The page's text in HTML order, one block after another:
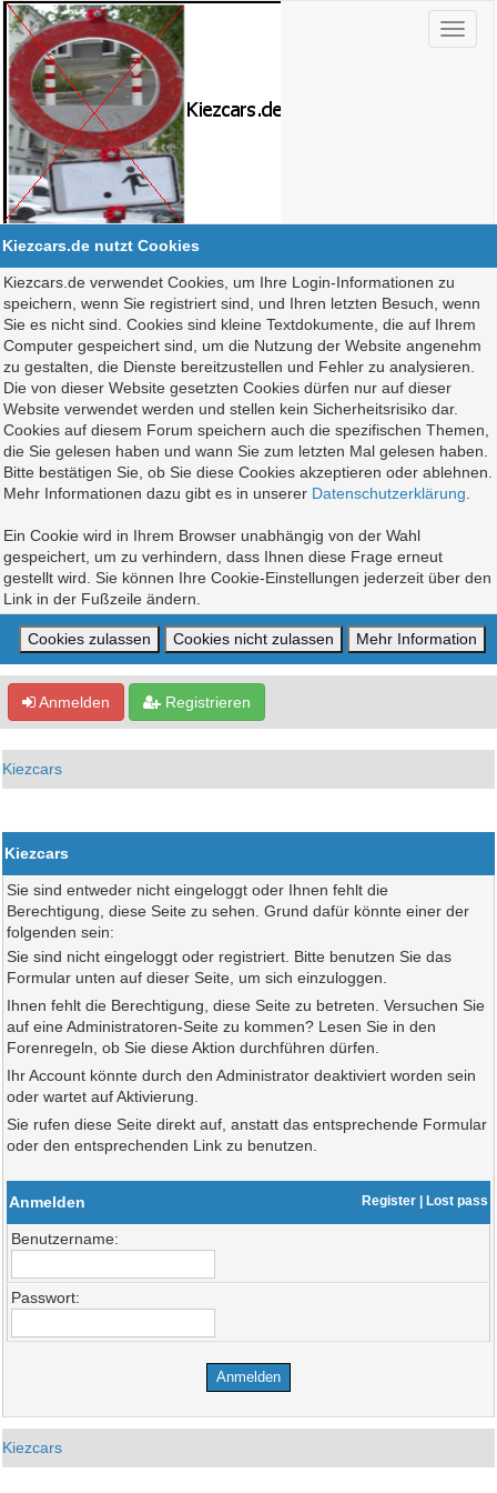
Kiezcars.de nutzt Cookies
Kiezcars.de verwendet Cookies, um Ihre Login-Informationen zu
speichern, wenn Sie registriert sind, und Ihren letzten Besuch, wenn
Sie es nicht sind. Cookies sind kleine Textdokumente, die auf Ihrem
Computer gespeichert sind, um die Nutzung der Website angenehm
zu gestalten, die Dienste bereitzustellen und Fehler zu analysieren.
Die von dieser Website gesetzten Cookies dürfen nur auf dieser
Website verwendet werden und stellen kein Sicherheitsrisiko dar.
Cookies auf diesem Forum speichern auch die spezifischen Themen,
die Sie gelesen haben und wann Sie zum letzten Mal gelesen haben.
Bitte bestätigen Sie, ob Sie diese Cookies akzeptieren oder ablehnen.
Mehr Informationen dazu gibt es in unserer Datenschutzerklärung
Ein Cookie wird in Ihrem Browser unabhängig von der Wahl
gespeichert, um zu verhindern, dass Ihnen diese Frage erneut
gestellt wird. Sie können Ihre Cookie-Einstellungen jederzeit über den
Link in der Fußzeile ändern.
Anmelden Registrieren
Kiezcars
Kiezcars
Sie sind entweder nicht eingeloggt oder Ihnen fehlt die
Berechtigung, diese Seite zu sehen. Grund dafür könnte einer der
folgenden sein:
Sie sind nicht eingeloggt oder registriert. Bitte benutzen Sie das
Formular unten auf dieser Seite, um sich einzuloggen.
Ihnen fehlt die Berechtigung, diese Seite zu betreten. Versuchen Sie
auf eine Administratoren-Seite zu kommen? Lesen Sie in den
Forenregeln, ob Sie diese Aktion durchführen dürfen.
Ihr Account könnte durch den Administrator deaktiviert worden sein
oder wartet auf Aktivierung.
Sie rufen diese Seite direkt auf, anstatt das entsprechende Formular
oder den entsprechenden Link zu benutzen.
Anmelden Register| Lost pass
Benutzername:
Passwort:
Kiezcars